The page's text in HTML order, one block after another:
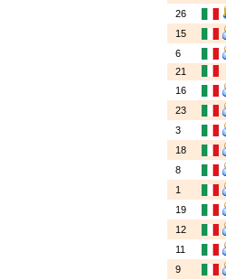
26
15
6
21
16
23
3
18
8
1
19
12
11
9